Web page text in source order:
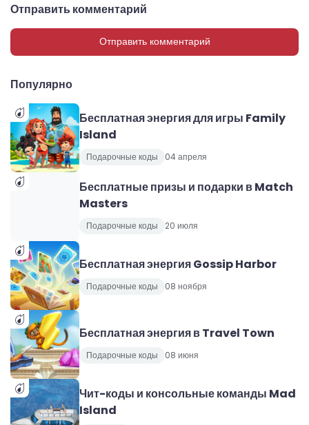
Отправить комментарий
Отправить комментарий
Популярно
Бесплатная энергия для игры Family
Island
Подарочные коды 04 апреля
Бесплатные призы и подарки в Match
Masters
Подарочные коды 20 июля
Бесплатная энергия Gossip Harbor
Подарочные коды 08 ноября
Бесплатная энергия в Travel Town
Подарочные коды 08 июня
Чит-коды и консольные команды Mad
Island